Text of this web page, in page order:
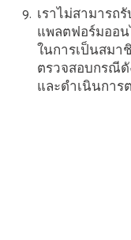
เราไม่สามารถ
แพลตฟอร์มออ
ในการเป็นสมา
ตรวจสอบกรณีดั
และดำเนินกา